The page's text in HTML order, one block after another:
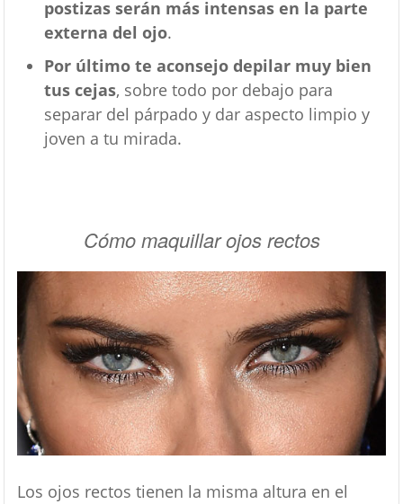
postizas serán más intensas en la parte
externa del ojo.
Por último te aconsejo depilar muy bien
tus cejas, sobre todo por debajo para
separar del párpado y dar aspecto limpio y
joven a tu mirada.
Cómo maquillar ojos rectos
Los ojos rectos tienen la misma altura en el